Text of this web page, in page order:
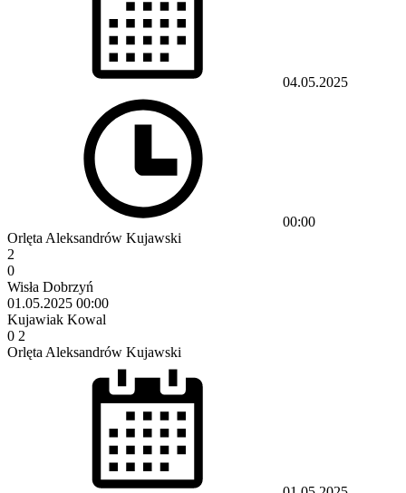
04.05.2025
00:00
Orlęta Aleksandrów Kujawski
2
0
Wisła Dobrzyń
01.05.2025 00:00
Kujawiak Kowal
0 2
Orlęta Aleksandrów Kujawski